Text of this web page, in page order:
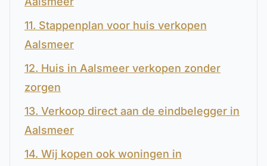
11. Stappenplan voor huis verkopen
Aalsmeer
12. Huis in Aalsmeer verkopen zonder
zorgen
13. Verkoop direct aan de eindbelegger in
Aalsmeer
14. Wij kopen ook woningen in